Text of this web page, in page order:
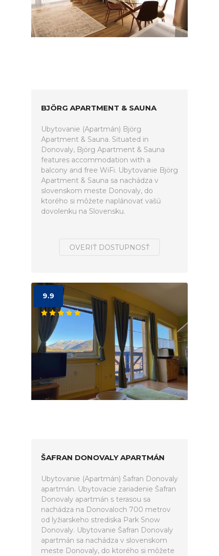
BJÖRG APARTMENT & SAUNA
Ubytovanie (Apartmán) Björg
Apartment & Sauna. Situated in
Donovaly, Björg Apartment & Sauna
features accommodation with a
balcony and free WiFi. Ubytovanie Björg
Apartment & Sauna sa nachádza v
slovenskom meste Donovaly, do
ktorého si môžete naplánovať vašú
dovolenku na Slovensku.
OVERIŤ DOSTUPNOSŤ
9.9
ŠAFRAN DONOVALY APARTMÁN
Ubytovanie (Apartmán) Šafran Donovaly
apartmán. Ubytovacie zariadenie Šafran
Donovaly apartmán s terasou sa
nachádza na Donovaloch 700 metrov
od lyžiarskeho strediska Park Snow
Donovaly. Ubytovanie Šafran Donovaly
apartmán sa nachádza v slovenskom
meste Donovaly, do ktorého si môžete